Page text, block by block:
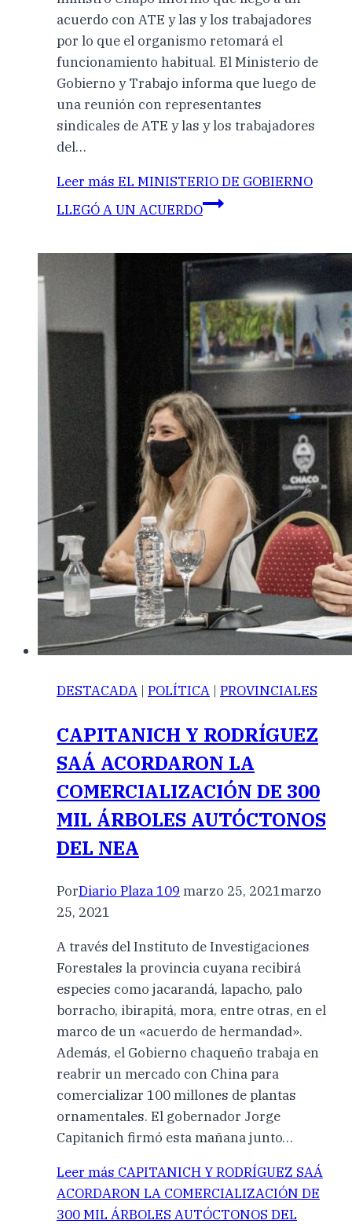
acuerdo con ATE y las y los trabajadores
por lo que el organismo retomará el
funcionamiento habitual. El Ministerio de
Gobierno y Trabajo informa que luego de
una reunión con representantes
sindicales de ATE y las y los trabajadores
del…
Leer más EL MINISTERIO DE GOBIERNO
LLEGÓ A UN ACUERDO
DESTACADA | POLÍTICA | PROVINCIALES
CAPITANICH Y RODRÍGUEZ
SAÁ ACORDARON LA
COMERCIALIZACIÓN DE 300
MIL ÁRBOLES AUTÓCTONOS
DEL NEA
PorDiario Plaza 109 marzo 25, 2021marzo
25, 2021
A través del Instituto de Investigaciones
Forestales la provincia cuyana recibirá
especies como jacarandá, lapacho, palo
borracho, ibirapitá, mora, entre otras, en el
marco de un «acuerdo de hermandad».
Además, el Gobierno chaqueño trabaja en
reabrir un mercado con China para
comercializar 100 millones de plantas
ornamentales. El gobernador Jorge
Capitanich firmó esta mañana junto…
Leer más CAPITANICH Y RODRÍGUEZ SAÁ
ACORDARON LA COMERCIALIZACIÓN DE
300 MIL ÁRBOLES AUTÓCTONOS DEL